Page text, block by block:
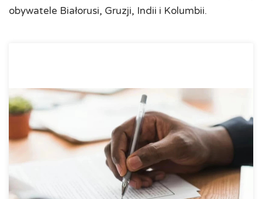
obywatele Białorusi, Gruzji, Indii i Kolumbii.